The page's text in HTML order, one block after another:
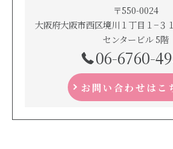
〒550-0024
大阪府大阪市西区境川１丁目１−３
センタービル 5階
06-6760-
お問い合わせはこ